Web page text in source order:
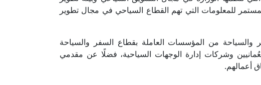
للمعلومات التي تهم القطاع السياحي في مجال تطوير
من المؤسسات العاملة بقطاع السفر والسياحة
وشركات إدارة الوجهات السياحية، فضلًا عن مقدمي
أعمالهم.